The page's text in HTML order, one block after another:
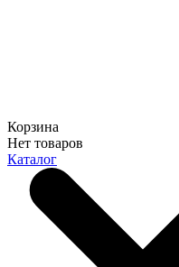
Корзина
Нет товаров
Каталог